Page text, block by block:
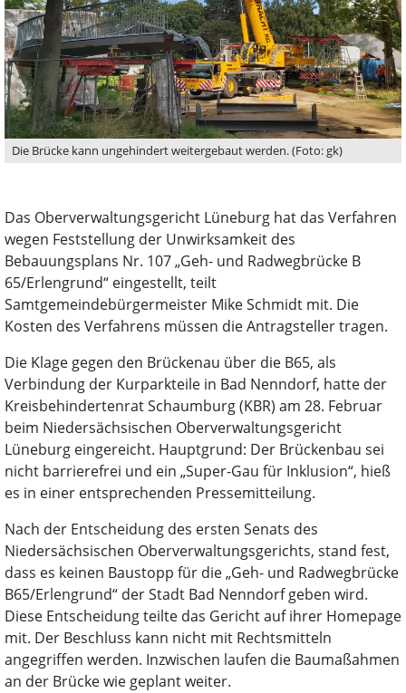
Die Brücke kann ungehindert weitergebaut werden. (Foto: gk)
Das Oberverwaltungsgericht Lüneburg hat das Verfahren
wegen Feststellung der Unwirksamkeit des
Bebauungsplans Nr. 107 „Geh- und Radwegbrücke B
65/Erlengrund“ eingestellt, teilt
Samtgemeindebürgermeister Mike Schmidt mit. Die
Kosten des Verfahrens müssen die Antragsteller tragen.
Die Klage gegen den Brückenau über die B65, als
Verbindung der Kurparkteile in Bad Nenndorf, hatte der
Kreisbehindertenrat Schaumburg (KBR) am 28. Februar
beim Niedersächsischen Oberverwaltungsgericht
Lüneburg eingereicht. Hauptgrund: Der Brückenbau sei
nicht barrierefrei und ein „Super-Gau für Inklusion“, hieß
es in einer entsprechenden Pressemitteilung.
Nach der Entscheidung des ersten Senats des
Niedersächsischen Oberverwaltungsgerichts, stand fest,
dass es keinen Baustopp für die „Geh- und Radwegbrücke
B65/Erlengrund“ der Stadt Bad Nenndorf geben wird.
Diese Entscheidung teilte das Gericht auf ihrer Homepage
mit. Der Beschluss kann nicht mit Rechtsmitteln
angegriffen werden. Inzwischen laufen die Baumaßahmen
an der Brücke wie geplant weiter.